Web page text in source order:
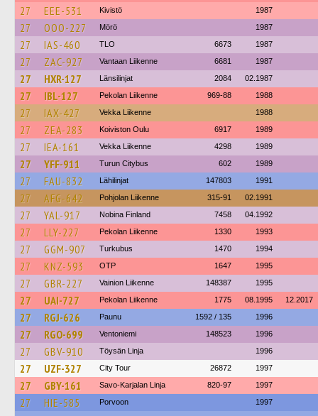
27 EEE-531 Kivistö 1987
27 OOO-227 Mörö 1987
27 IAS-460 TLO 6673 1987
27 ZAC-927 Vantaan Liikenne 6681 1987
27 HXR-127 Länsilinjat 2084 02.1987
27 IBL-127 Pekolan Liikenne 969-88 1988
27 IAX-427 Vekka Liikenne 1988
27 ZEA-283 Koiviston Oulu 6917 1989
27 IEA-161 Vekka Liikenne 4298 1989
27 YFF-911 Turun Citybus 602 1989
27 FAU-832 Lähilinjat 147803 1991
27 AFG-642 Pohjolan Liikenne 315-91 02.1991
27 YAL-917 Nobina Finland 7458 04.1992
27 LLY-227 Pekolan Liikenne 1330 1993
27 GGM-907 Turkubus 1470 1994
27 KNZ-593 OTP 1647 1995
27 GBR-227 Vainion Liikenne 148387 1995
27 UAI-727 Pekolan Liikenne 1775 08.1995 12.2017
27 RGJ-626 Paunu 1592 / 135 1996
27 RGO-699 Ventoniemi 148523 1996
27 GBV-910 Töysän Linja 1996
27 UZF-327 City Tour 26872 1997
27 GBY-161 Savo-Karjalan Linja 820-97 1997
27 HIE-585 Porvoon 1997